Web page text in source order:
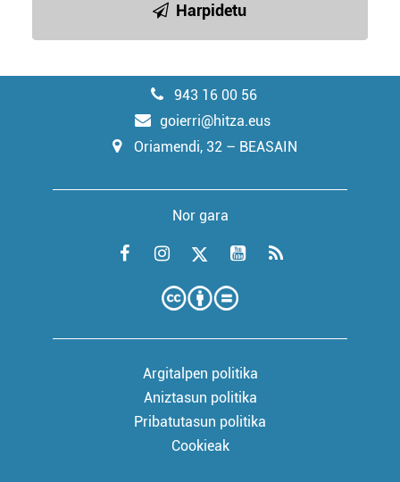
Harpidetu
943 16 00 56
goierri@hitza.eus
Oriamendi, 32 – BEASAIN
Nor gara
Argitalpen politika
Aniztasun politika
Pribatutasun politika
Cookieak